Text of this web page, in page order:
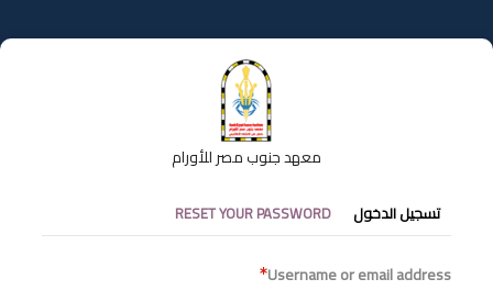
إلى
المحتوى
معهد جنوب مصر للأورام
التبويبات
الأساسية
تسجيل الدخول RESET YOUR PASSWORD
Username or email address